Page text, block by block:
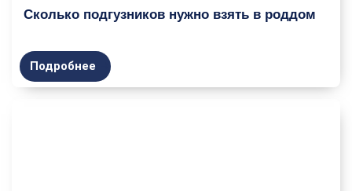
Сколько подгузников нужно взять в роддом
Подробнее